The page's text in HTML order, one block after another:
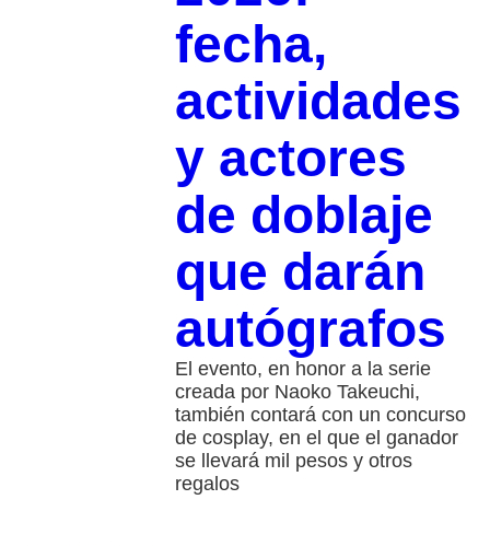
fecha,
actividades
y actores
de doblaje
que darán
autógrafos
El evento, en honor a la serie
creada por Naoko Takeuchi,
también contará con un concurso
de cosplay, en el que el ganador
se llevará mil pesos y otros
regalos